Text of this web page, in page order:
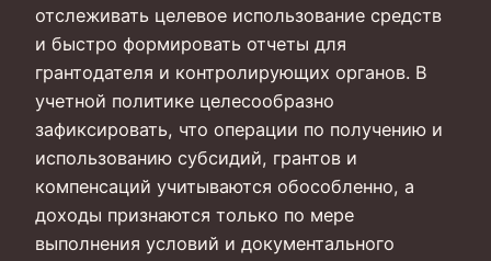
отслеживать целевое использование средств
и быстро формировать отчеты для
грантодателя и контролирующих органов. В
учетной политике целесообразно
зафиксировать, что операции по получению и
использованию субсидий, грантов и
компенсаций учитываются обособленно, а
доходы признаются только по мере
выполнения условий и документального